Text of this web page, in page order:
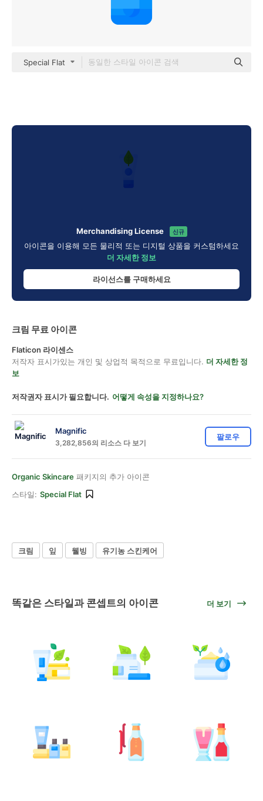
Special Flat
Merchandising License 신규
아이콘을 이용해 모든 물리적 또는 디지털 상품을 커스텀하세요
더 자세한 정보
라이선스를 구매하세요
크림 무료 아이콘
Flaticon 라이센스
저작자 표시가있는 개인 및 상업적 목적으로 무료입니다. 더 자세한 정
보
저작권자 표시가 필요합니다. 어떻게 속성을 지정하나요?
Magnific
3,282,856의 리소스 다 보기
팔로우
Organic Skincare 패키지의 추가 아이콘
스타일: Special Flat
크림 잎 웰빙 유기농 스킨케어
똑같은 스타일과 콘셉트의 아이콘 더 보기